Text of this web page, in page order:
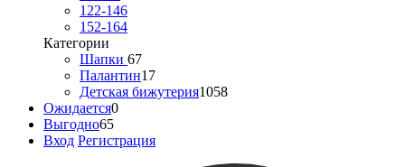
122-146
152-164
Категории
Шапки 67
Палантин17
Детская бижутерия1058
Ожидается0
Выгодно65
Вход Регистрация